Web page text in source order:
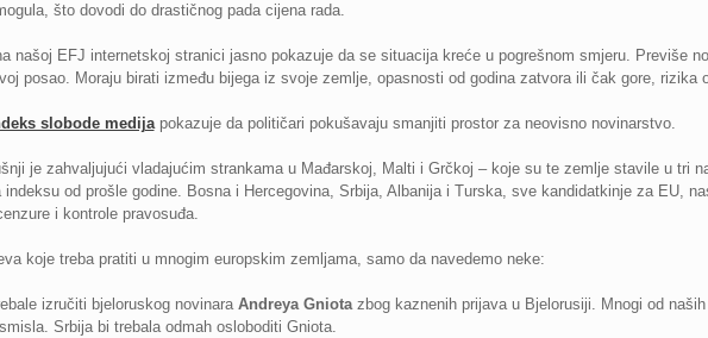
što dovodi do drastičnog pada cijena rada.
našoj EFJ internetskoj stranici jasno pokazuje da se situacija kreće u pogrešnom smjeru. Previše
posao. Moraju birati između bijega iz svoje zemlje, opasnosti od godina zatvora ili čak gore, rizika
slobode medijapokazuje da političari pokušavaju smanjiti prostor za neovisno novinarstvo.
je zahvaljujući vladajućim strankama u Mađarskoj, Malti i Grčkoj – koje su te zemlje stavile u tri
od prošle godine. Bosna i Hercegovina, Srbija, Albanija i Turska, sve kandidatkinje za EU,
i kontrole pravosuđa.
koje treba pratiti u mnogim europskim zemljama, samo da navedemo neke:
izručiti bjeloruskog novinara Andreya Gniotazbog kaznenih prijava u Bjelorusiji. Mnogi od
Srbija bi trebala odmah osloboditi Gniota.